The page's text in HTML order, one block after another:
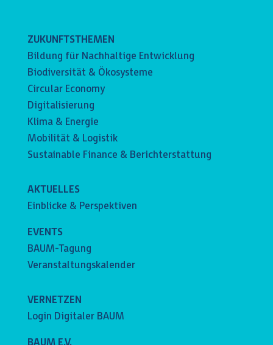
ZUKUNFTSTHEMEN
Bildung für Nachhaltige Entwicklung
Biodiversität & Ökosysteme
Circular Economy
Digitalisierung
Klima & Energie
Mobilität & Logistik
Sustainable Finance & Berichterstattung
AKTUELLES
Einblicke & Perspektiven
EVENTS
BAUM-Tagung
Veranstaltungskalender
VERNETZEN
Login Digitaler BAUM
BAUM E.V.